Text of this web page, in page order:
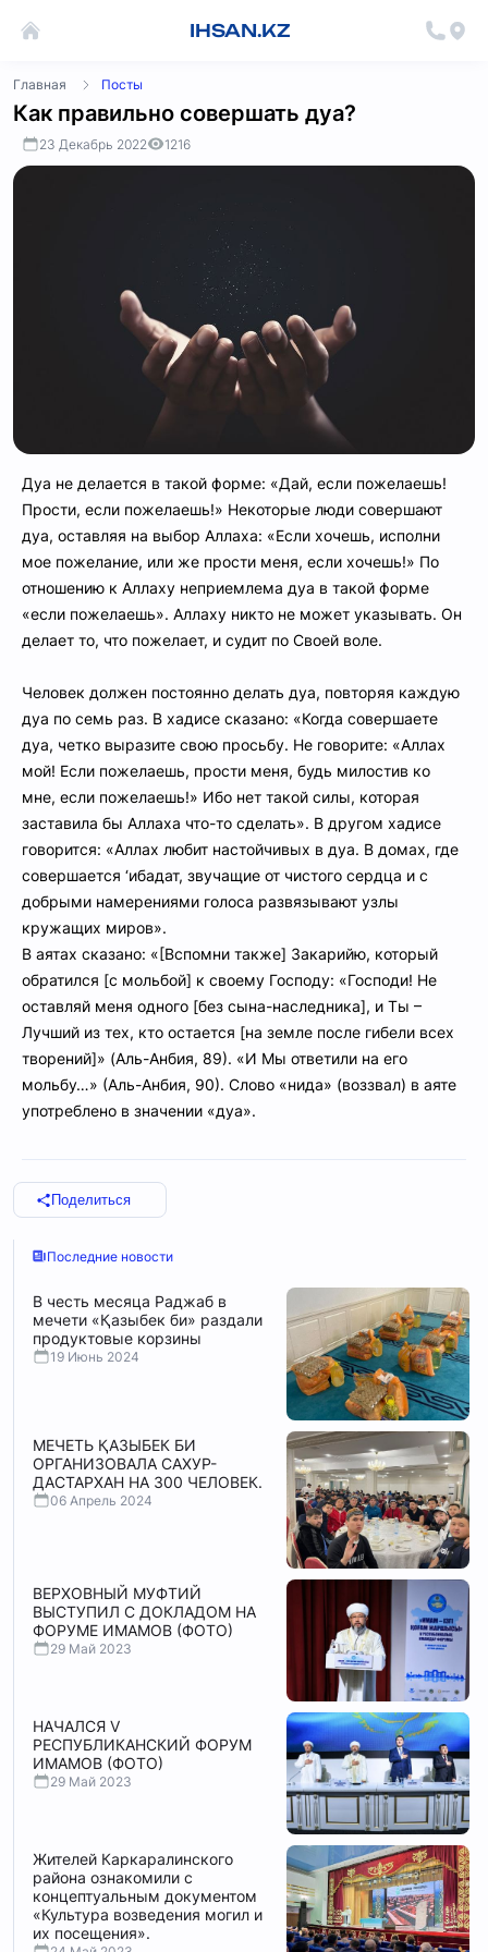
IHSAN.KZ
Главная Посты
Как правильно совершать дуа?
23 Декабрь 2022 1216
Дуа не делается в такой форме: «Дай, если пожелаешь!
Прости, если пожелаешь!» Некоторые люди совершают
дуа, оставляя на выбор Аллаха: «Если хочешь, исполни
мое пожелание, или же прости меня, если хочешь!» По
отношению к Аллаху неприемлема дуа в такой форме
«если пожелаешь». Аллаху никто не может указывать. Он
делает то, что пожелает, и судит по Своей воле.
Человек должен постоянно делать дуа, повторяя каждую
дуа по семь раз. В хадисе сказано: «Когда совершаете
дуа, четко выразите свою просьбу. Не говорите: «Аллах
мой! Если пожелаешь, прости меня, будь милостив ко
мне, если пожелаешь!» Ибо нет такой силы, которая
заставила бы Аллаха что-то сделать». В другом хадисе
говорится: «Аллах любит настойчивых в дуа. В домах, где
совершается ‘ибадат, звучащие от чистого сердца и с
добрыми намерениями голоса развязывают узлы
кружащих миров».
В аятах сказано: «[Вспомни также] Закарийю, который
обратился [с мольбой] к своему Господу: «Господи! Не
оставляй меня одного [без сына-наследника], и Ты –
Лучший из тех, кто остается [на земле после гибели всех
творений]» (Аль-Анбия, 89). «И Мы ответили на его
мольбу…» (Аль-Анбия, 90). Слово «нида» (воззвал) в аяте
употреблено в значении «дуа».
Поделиться
Последние новости
В честь месяца Раджаб в
мечети «Қазыбек би» раздали
продуктовые корзины
19 Июнь 2024
МЕЧЕТЬ ҚАЗЫБЕК БИ
ОРГАНИЗОВАЛА САХУР-
ДАСТАРХАН НА 300 ЧЕЛОВЕК.
06 Апрель 2024
ВЕРХОВНЫЙ МУФТИЙ
ВЫСТУПИЛ С ДОКЛАДОМ НА
ФОРУМЕ ИМАМОВ (ФОТО)
29 Май 2023
НАЧАЛСЯ V
РЕСПУБЛИКАНСКИЙ ФОРУМ
ИМАМОВ (ФОТО)
29 Май 2023
Жителей Каркаралинского
района ознакомили с
концептуальным документом
«Культура возведения могил и
их посещения».